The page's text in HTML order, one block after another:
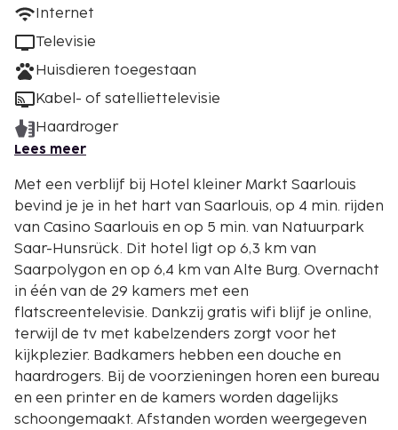
Internet
Televisie
Huisdieren toegestaan
Kabel- of satelliettelevisie
Haardroger
Lees meer
Met een verblijf bij Hotel kleiner Markt Saarlouis
bevind je je in het hart van Saarlouis, op 4 min. rijden
van Casino Saarlouis en op 5 min. van Natuurpark
Saar-Hunsrück. Dit hotel ligt op 6,3 km van
Saarpolygon en op 6,4 km van Alte Burg. Overnacht
in één van de 29 kamers met een
flatscreentelevisie. Dankzij gratis wifi blijf je online,
terwijl de tv met kabelzenders zorgt voor het
kijkplezier. Badkamers hebben een douche en
haardrogers. Bij de voorzieningen horen een bureau
en een printer en de kamers worden dagelijks
schoongemaakt. Afstanden worden weergegeven